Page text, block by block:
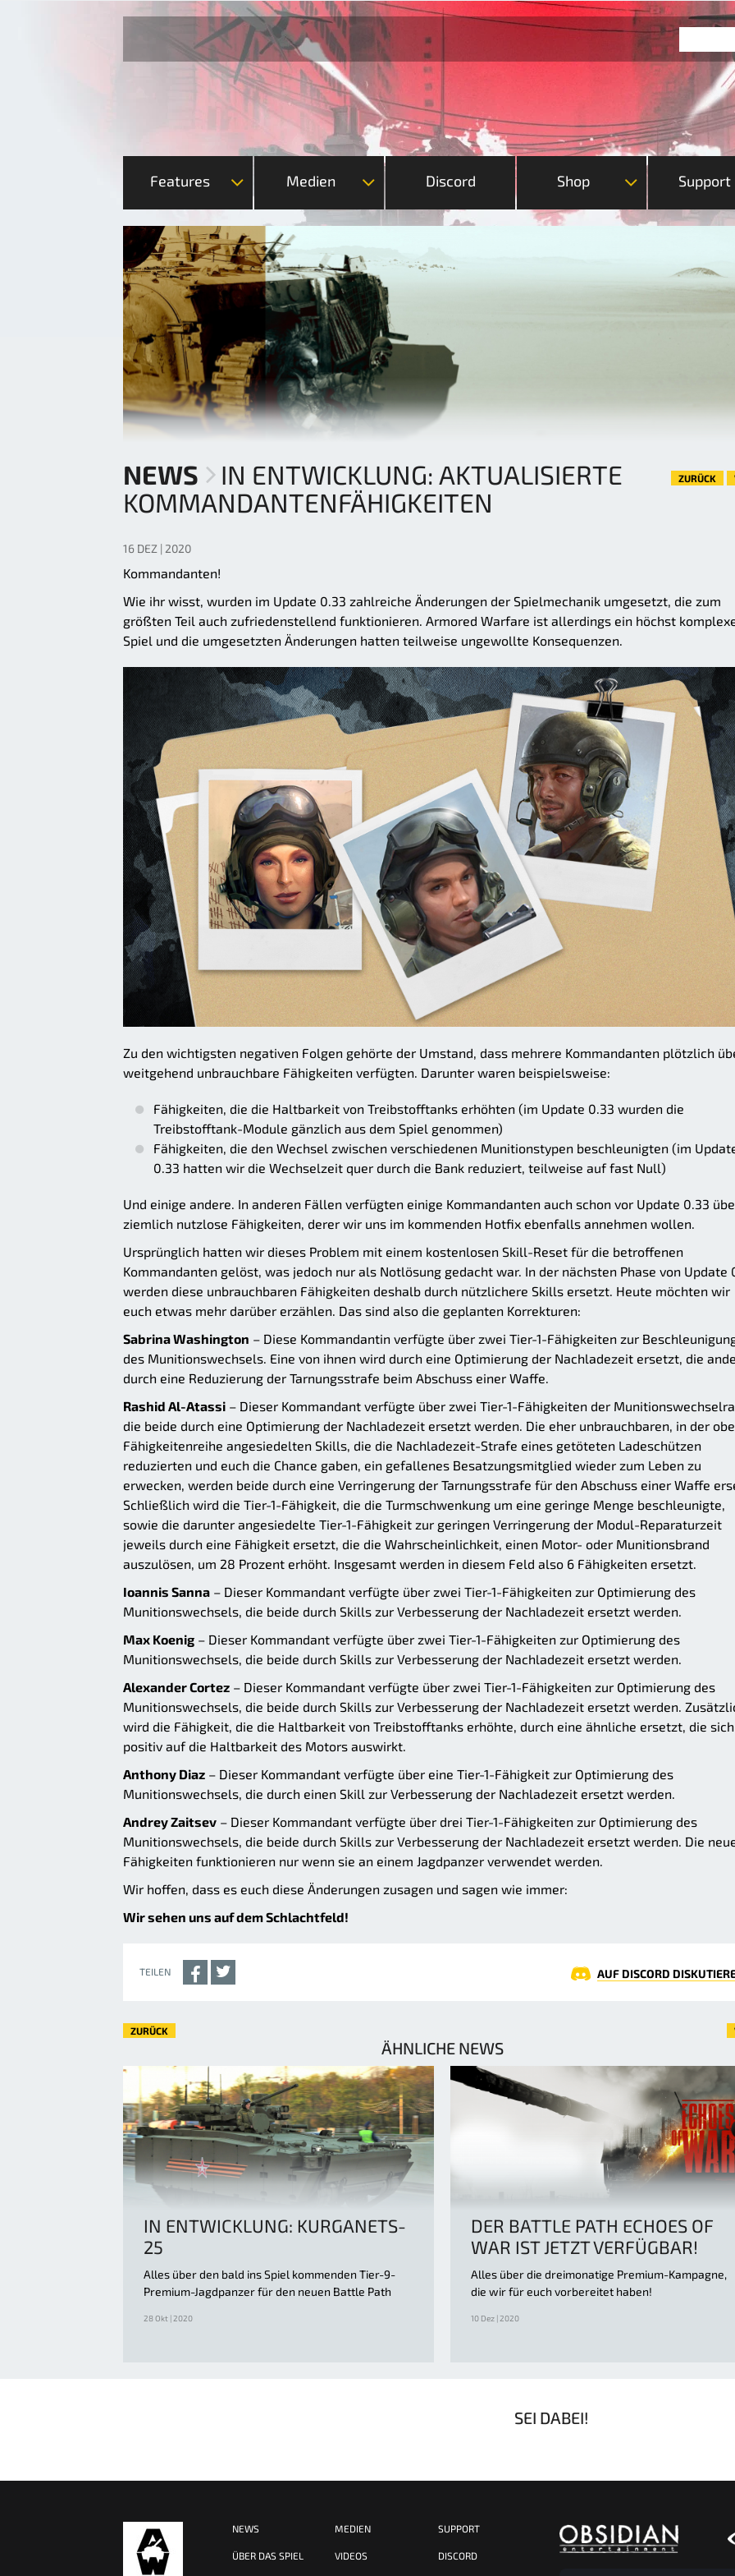
Features Medien Discord Shop Support
NEWS
IN ENTWICKLUNG: AKTUALISIERTE
KOMMANDANTENFÄHIGKEITEN
ZURÜCK
16 DEZ | 2020
Kommandanten!
Wie ihr wisst, wurden im Update 0.33 zahlreiche Änderungen der Spielmechanik umgesetzt, die zum
größten Teil auch zufriedenstellend funktionieren. Armored Warfare ist allerdings ein höchst
Spiel und die umgesetzten Änderungen hatten teilweise ungewollte Konsequenzen.
Zu den wichtigsten negativen Folgen gehörte der Umstand, dass mehrere Kommandanten plötzlich
weitgehend unbrauchbare Fähigkeiten verfügten. Darunter waren beispielsweise:
Fähigkeiten, die die Haltbarkeit von Treibstofftanks erhöhten (im Update 0.33 wurden die
Treibstofftank-Module gänzlich aus dem Spiel genommen)
Fähigkeiten, die den Wechsel zwischen verschiedenen Munitionstypen beschleunigten (im
0.33 hatten wir die Wechselzeit quer durch die Bank reduziert, teilweise auf fast Null)
Und einige andere. In anderen Fällen verfügten einige Kommandanten auch schon vor Update 0.33
ziemlich nutzlose Fähigkeiten, derer wir uns im kommenden Hotfix ebenfalls annehmen wollen.
Ursprünglich hatten wir dieses Problem mit einem kostenlosen Skill-Reset für die betroffenen
Kommandanten gelöst, was jedoch nur als Notlösung gedacht war. In der nächsten Phase von Update
werden diese unbrauchbaren Fähigkeiten deshalb durch nützlichere Skills ersetzt. Heute möchten wir
euch etwas mehr darüber erzählen. Das sind also die geplanten Korrekturen:
Sabrina Washington – Diese Kommandantin verfügte über zwei Tier-1-Fähigkeiten zur
des Munitionswechsels. Eine von ihnen wird durch eine Optimierung der Nachladezeit ersetzt, die
durch eine Reduzierung der Tarnungsstrafe beim Abschuss einer Waffe.
Rashid Al-Atassi – Dieser Kommandant verfügte über zwei Tier-1-Fähigkeiten der
die beide durch eine Optimierung der Nachladezeit ersetzt werden. Die eher unbrauchbaren, in der
Fähigkeitenreihe angesiedelten Skills, die die Nachladezeit-Strafe eines getöteten Ladeschützen
reduzierten und euch die Chance gaben, ein gefallenes Besatzungsmitglied wieder zum Leben zu
erwecken, werden beide durch eine Verringerung der Tarnungsstrafe für den Abschuss einer Waffe
Schließlich wird die Tier-1-Fähigkeit, die die Turmschwenkung um eine geringe Menge beschleunigte,
sowie die darunter angesiedelte Tier-1-Fähigkeit zur geringen Verringerung der Modul-Reparaturzeit
jeweils durch eine Fähigkeit ersetzt, die die Wahrscheinlichkeit, einen Motor- oder Munitionsbrand
auszulösen, um 28 Prozent erhöht. Insgesamt werden in diesem Feld also 6 Fähigkeiten ersetzt.
Ioannis Sanna – Dieser Kommandant verfügte über zwei Tier-1-Fähigkeiten zur Optimierung des
Munitionswechsels, die beide durch Skills zur Verbesserung der Nachladezeit ersetzt werden.
Max Koenig – Dieser Kommandant verfügte über zwei Tier-1-Fähigkeiten zur Optimierung des
Munitionswechsels, die beide durch Skills zur Verbesserung der Nachladezeit ersetzt werden.
Alexander Cortez – Dieser Kommandant verfügte über zwei Tier-1-Fähigkeiten zur Optimierung des
Munitionswechsels, die beide durch Skills zur Verbesserung der Nachladezeit ersetzt werden.
wird die Fähigkeit, die die Haltbarkeit von Treibstofftanks erhöhte, durch eine ähnliche ersetzt, die sich
positiv auf die Haltbarkeit des Motors auswirkt.
Anthony Diaz – Dieser Kommandant verfügte über eine Tier-1-Fähigkeit zur Optimierung des
Munitionswechsels, die durch einen Skill zur Verbesserung der Nachladezeit ersetzt werden.
Andrey Zaitsev – Dieser Kommandant verfügte über drei Tier-1-Fähigkeiten zur Optimierung des
Munitionswechsels, die beide durch Skills zur Verbesserung der Nachladezeit ersetzt werden. Die
Fähigkeiten funktionieren nur wenn sie an einem Jagdpanzer verwendet werden.
Wir hoffen, dass es euch diese Änderungen zusagen und sagen wie immer:
Wir sehen uns auf dem Schlachtfeld!
TEILEN AUF DISCORD
ZURÜCK
ÄHNLICHE NEWS
IN ENTWICKLUNG: KURGANETS-
25
Alles über den bald ins Spiel kommenden Tier-9-
Premium-Jagdpanzer für den neuen Battle Path
28 Okt | 2020
DER BATTLE PATH ECHOES OF
WAR IST JETZT VERFÜGBAR!
Alles über die dreimonatige Premium-Kampagne,
die wir für euch vorbereitet haben!
10 Dez | 2020
SEI DABEI!
NEWS
ÜBER DAS SPIEL
MEDIEN
VIDEOS
SUPPORT
DISCORD